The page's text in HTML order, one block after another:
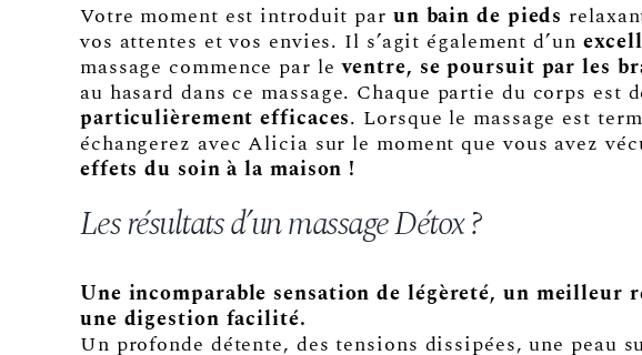
Votre moment est introduit par un bain de pieds
vos attentes et vos envies. Il s’agit également d’un
massage commence par leventre, se poursuit par les
au hasard dans ce massage. Chaque partie du corps est
particulièrement efficaces. Lorsque le massage est
échangerez avec Alicia sur le moment que vous avez
effets du soin à la maison !
Les résultats d’un massage Détox ?
Une incomparable sensation de légèreté, un meilleur
une digestion facilité.
Un profonde détente, des tensions dissipées, une